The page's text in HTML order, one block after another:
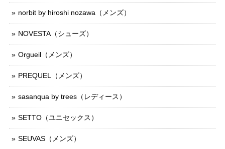
norbit by hiroshi nozawa（メンズ）
NOVESTA（シューズ）
Orgueil（メンズ）
PREQUEL（メンズ）
sasanqua by trees（レディース）
SETTO（ユニセックス）
SEUVAS（メンズ）